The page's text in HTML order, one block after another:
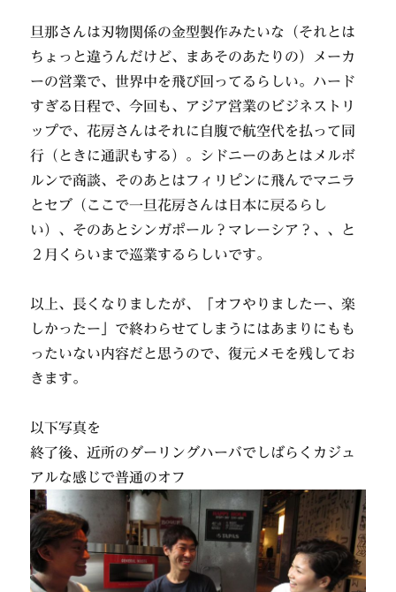
旦那さんは刃物関係の金型製作みたいな（それとは
ちょっと違うんだけど、まあそのあたりの）メーカ
ーの営業で、世界中を飛び回ってるらしい。ハード
すぎる日程で、今回も、アジア営業のビジネストリ
ップで、花房さんはそれに自腹で航空代を払って同
行（ときに通訳もする）。シドニーのあとはメルボ
ルンで商談、そのあとはフィリピンに飛んでマニラ
とセブ（ここで一旦花房さんは日本に戻るらし
い）、そのあとシンガポール？マレーシア？、、と
２月くらいまで巡業するらしいです。
以上、長くなりましたが、「オフやりましたー、楽
しかったー」で終わらせてしまうにはあまりにもも
ったいない内容だと思うので、復元メモを残してお
きます。
以下写真を
終了後、近所のダーリングハーバでしばらくカジュ
アルな感じで普通のオフ